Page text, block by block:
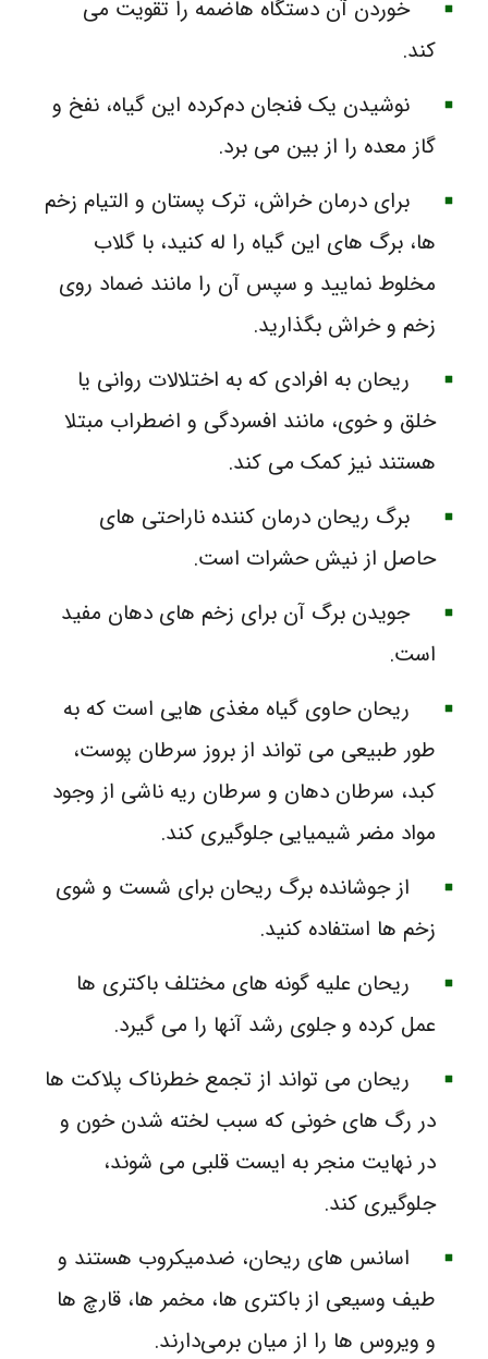
خوردن آن دستگاه هاضمه را تقویت می‌
کند.
نوشیدن یک فنجان دم‌کرده‌ این گیاه، نفخ و
گاز معده را از بین می‌ برد.
برای درمان خراش، ترک‌ پستان و التیام زخم‌
ها، برگ‌ های این گیاه را له کنید، با گلاب
مخلوط نمایید و سپس آن‌ را مانند ضماد روی
زخم و خراش بگذارید.
ریحان به افرادی که به اختلالات روانی یا
خلق‌ و خوی، مانند افسردگی و اضطراب مبتلا
هستند نیز کمک می‌ کند.
برگ‌ ریحان درمان کننده‌ ناراحتی‌ های
حاصل از نیش حشرات است.
جویدن برگ آن برای زخم‌ های دهان مفید
است.
ریحان حاوی گیاه مغذی‌ هایی است که به‌
طور طبیعی می‌ تواند از بروز سرطان پوست،
کبد، سرطان دهان و سرطان ریه ناشی از وجود
مواد مضر شیمیایی جلوگیری کند.
از جوشانده‌ برگ‌ ریحان برای شست و شوی
زخم‌ ها استفاده کنید.
ریحان علیه گونه‌ های مختلف باکتری‌ ها
عمل کرده و جلوی رشد آنها را می‌ گیرد.
ریحان می‌ تواند از تجمع خطرناک پلاکت‌ ها
در رگ‌ های خونی که سبب لخته شدن خون و
در نهایت منجر به ایست قلبی می‌ شوند،
جلوگیری کند.
اسانس‌ های ریحان، ضدمیکروب هستند و
طیف وسیعی از باکتری‌ ها، مخمر ها، قارچ‌ ها
و ویروس‌ ها را از میان برمی‌دارند.